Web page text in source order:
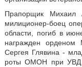
Прапорщик Михаил
милиционер-боец
области, погиб в
награжден орденом
Сергея Глявина -
роты ОМОН при УВД